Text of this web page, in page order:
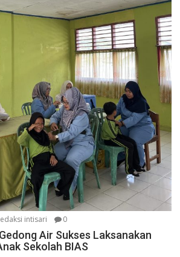
intisari 0
Air Sukses Laksanakan
Sekolah BIAS